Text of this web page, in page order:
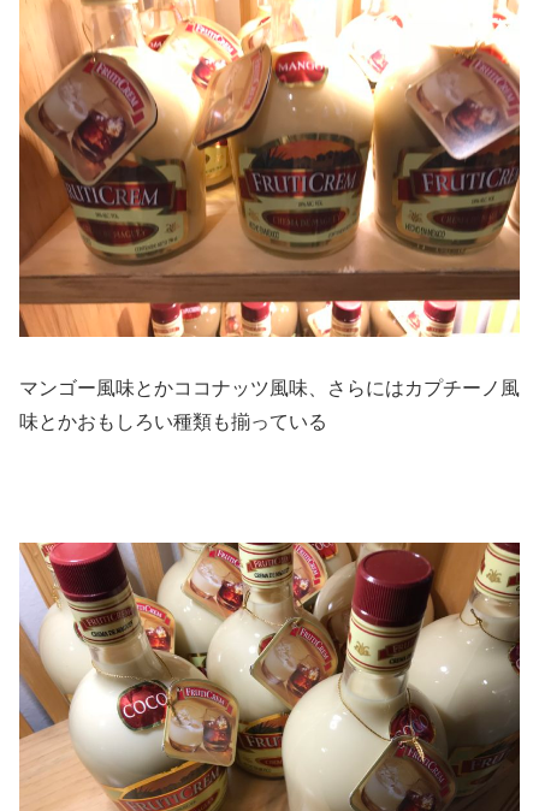
マンゴー風味とかココナッツ風味、さらにはカプチーノ風
味とかおもしろい種類も揃っている